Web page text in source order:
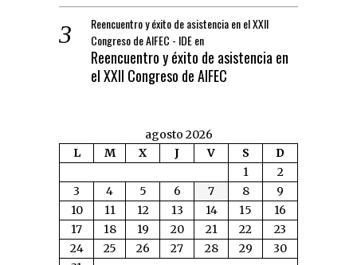
Reencuentro y éxito de asistencia en el XXII
Congreso de AIFEC - IDEen
Reencuentro y éxito de asistencia en
el XXII Congreso de AIFEC
agosto 2026
L
M X J V S
D
1
2
3
4 5 6 7 8
9
10
11 12 13 14 15
16
17
18 19 20 21 22
23
24
25 26 27 28 29
30